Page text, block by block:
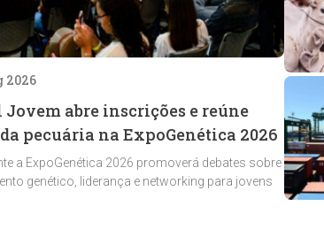
2026
abre inscrições e reúne
pecuária na ExpoGenética 2026
a ExpoGenética 2026 promoverá debates sobre
genético, liderança e networking para jovens